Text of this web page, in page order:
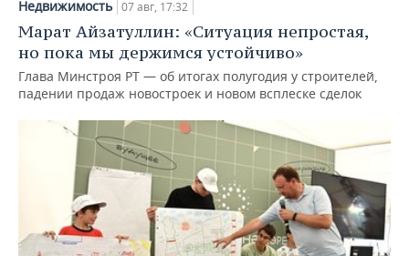
Недвижимость 07 авг, 17:32
Марат Айзатуллин: «Ситуация непростая,
но пока мы держимся устойчиво»
Глава Минстроя РТ — об итогах полугодия у строителей,
падении продаж новостроек и новом всплеске сделок